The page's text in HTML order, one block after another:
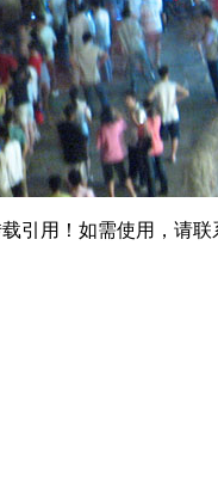
引用！如需使用，请联